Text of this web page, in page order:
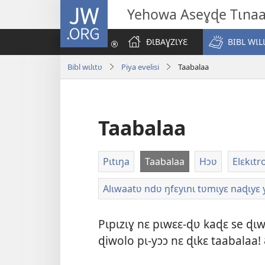
JW.ORG Yehowa Aseɣɖe Tɩnaa
ÐƖBAƔZƖYƐ
BIBL
Bibl wɩlɩtʋ Piya evelisi Taabalaa
Taabalaa
Pɩtɩŋa Taabalaa Hɔʋ
Alɩwaatʋ ndʋ ŋfɛyɩnɩ tʋmɩyɛ naɖɩyɛ
Pɩpɩzɩɣ nɛ pɩwɛɛ-ɖʋ kaɖɛ se
ɖiwolo pɩ-yɔɔ nɛ ɖɩkɛ